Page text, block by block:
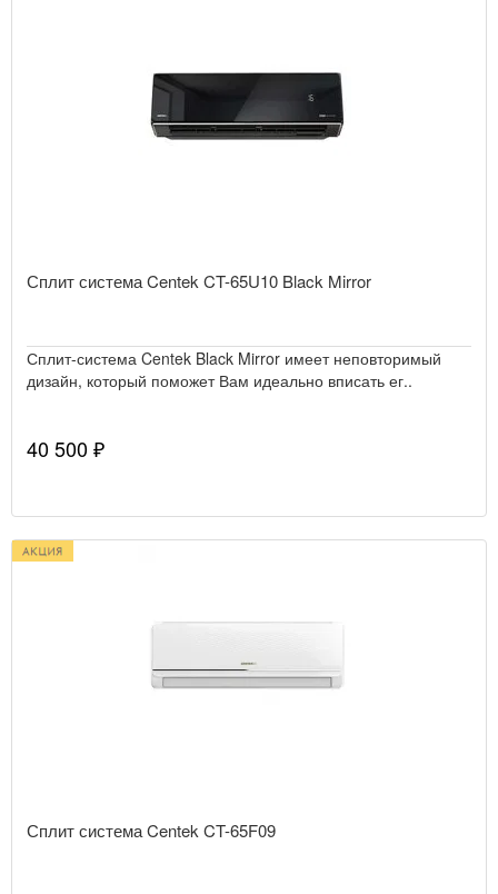
Сплит система Centek CT-65U10 Black Mirror
Сплит-система Centek Black Mirror имеет неповторимый
дизайн, который поможет Вам идеально вписать ег..
40 500 ₽
Сплит система Centek CT-65F09